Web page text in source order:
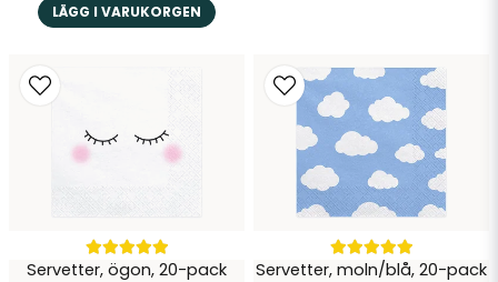
LÄGG I VARUKORGEN
Servetter, ögon, 20-pack Servetter, moln/blå, 20-pack